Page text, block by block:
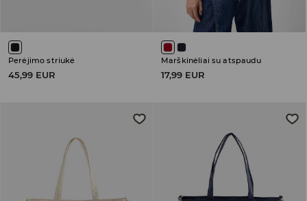
Perėjimo striukė
45,99 EUR
Marškinėliai su atspaudu
17,99 EUR